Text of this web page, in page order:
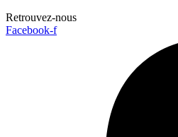
Retrouvez-nous
Facebook-f